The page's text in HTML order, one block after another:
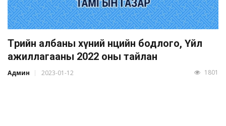
Төрийн албаны хүний нөөцийн бодлого, Үйл
ажиллагааны 2022 оны тайлан
Админ 2023-01-12 1801